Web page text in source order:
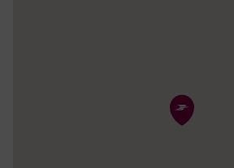
Pin de la carte